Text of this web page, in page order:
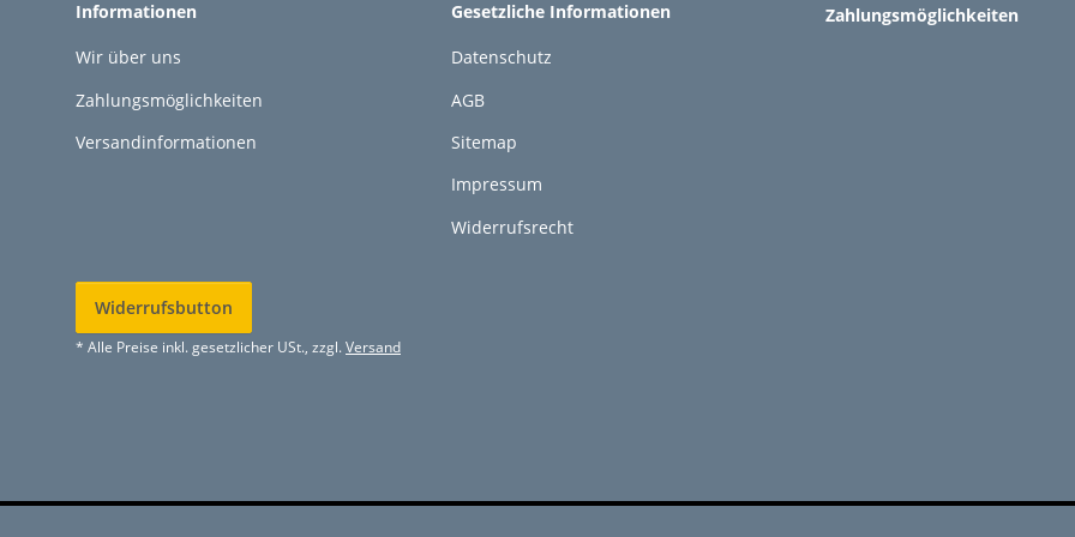
Informationen
Wir über uns
Zahlungsmöglichkeiten
Versandinformationen
Gesetzliche Informationen
Datenschutz
AGB
Sitemap
Impressum
Widerrufsrecht
Zahlungsmöglichkeiten
Widerrufsbutton
* Alle Preise inkl. gesetzlicher USt., zzgl.Versand